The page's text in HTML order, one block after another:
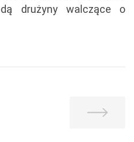
drużyny walczące o